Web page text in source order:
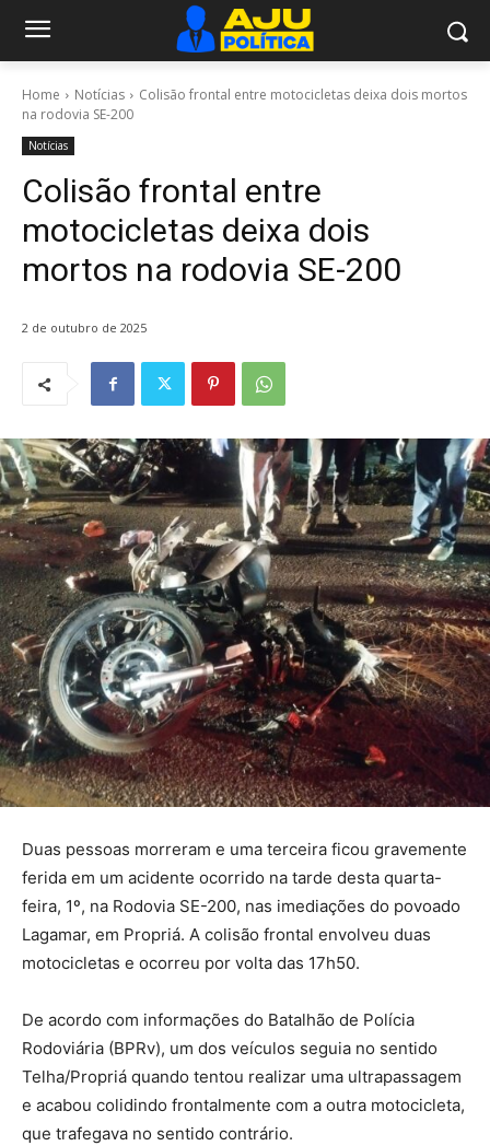
Home Notícias
Colisão frontal entre motocicletas deixa dois mortos
na rodovia SE-200
Notícias
Colisão frontal entre
motocicletas deixa dois
mortos na rodovia SE-200
2 de outubro de 2025
Duas pessoas morreram e uma terceira ficou gravemente
ferida em um acidente ocorrido na tarde desta quarta-
feira, 1º, na Rodovia SE-200, nas imediações do povoado
Lagamar, em Propriá. A colisão frontal envolveu duas
motocicletas e ocorreu por volta das 17h50.
De acordo com informações do Batalhão de Polícia
Rodoviária (BPRv), um dos veículos seguia no sentido
Telha/Propriá quando tentou realizar uma ultrapassagem
e acabou colidindo frontalmente com a outra motocicleta,
que trafegava no sentido contrário.